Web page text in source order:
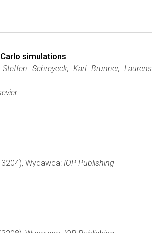
simulations
Schreyeck, Karl Brunner, Laurens
Wydawca: IOP Publishing